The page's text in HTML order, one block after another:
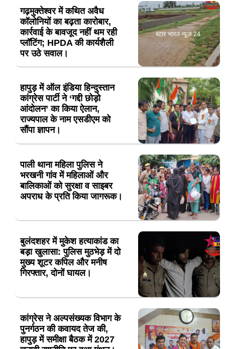
गढ़मुक्तेश्वर में कथित अवैध
कॉलोनियों का बढ़ता कारोबार,
कार्रवाई के बावजूद नहीं थम रही
प्लॉटिंग; HPDA की कार्यशैली
पर उठे सवाल।
हापुड़ में ऑल इंडिया हिन्दुस्तान
कांग्रेस पार्टी ने ‘गद्दी छोड़ो
आंदोलन’ का किया ऐलान,
राज्यपाल के नाम एसडीएम को
सौंपा ज्ञापन।
पाली थाना महिला पुलिस ने
भरखनी गांव में महिलाओं और
बालिकाओं को सुरक्षा व साइबर
अपराध के प्रति किया जागरूक।
बुलंदशहर में मुकेश हत्याकांड का
बड़ा खुलासा: पुलिस मुठभेड़ में दो
मुख्य शूटर कपिल और मनीष
गिरफ्तार, दोनों घायल।
कांग्रेस ने अल्पसंख्यक विभाग के
पुनर्गठन की कवायद तेज की,
हापुड़ में समीक्षा बैठक में 2027